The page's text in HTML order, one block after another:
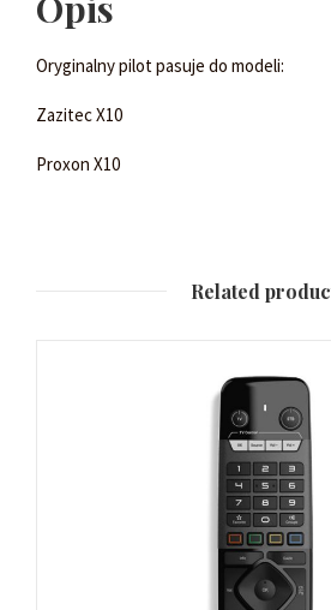
Oryginalny pilot pasuje do modeli:
Zazitec X10
Proxon X10
Related